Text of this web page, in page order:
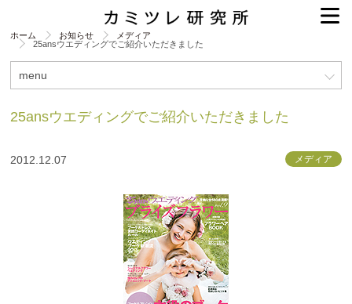
ホーム お知らせ
メディア
25ansウエディングでご紹介いただきました
menu
25ansウエディングでご紹介いただきました
2012.12.07 メディア